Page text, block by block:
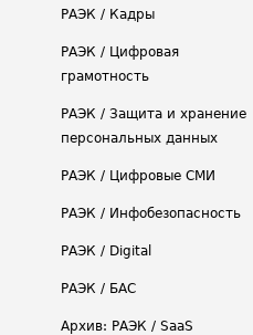
РАЭК / Кадры
РАЭК / Цифровая
грамотность
РАЭК / Защита и хранение
персональных данных
РАЭК / Цифровые СМИ
РАЭК / Инфобезопасность
РАЭК / Digital
РАЭК / БАС
Архив: РАЭК / SaaS